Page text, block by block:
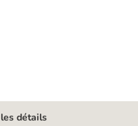
détails